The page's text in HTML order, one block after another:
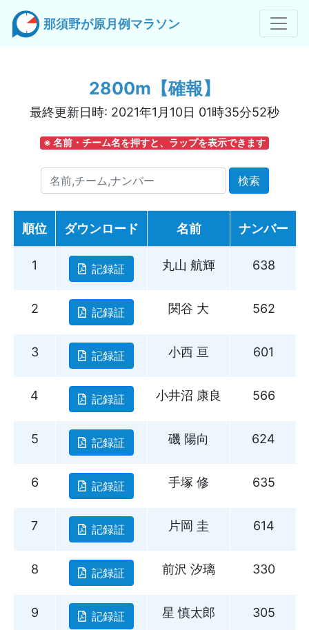
那須野が原月例マラソン
2800m【確報】
最終更新日時: 2021年1月10日 01時35分52秒
※ 名前・チーム名を押すと、ラップを表示できます
名前,チーム,ナンバー 検索
順位 ダウンロード 名前 ナンバー
1 記録証 丸山 航輝 638
2 記録証 関谷 大 562
3 記録証 小西 亘 601
4 記録証 小井沼 康良 566
5 記録証 磯 陽向 624
6 記録証 手塚 修 635
7 記録証 片岡 圭 614
8 記録証 前沢 汐璃 330
9 記録証 星 慎太郎 305